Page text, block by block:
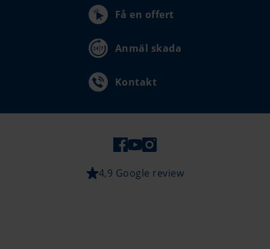
Få en offert
Anmäl skada
Kontakt
4,9 Google review